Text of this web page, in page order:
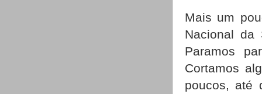
Mais um
Nacional da
Paramos
Cortamos
poucos, até